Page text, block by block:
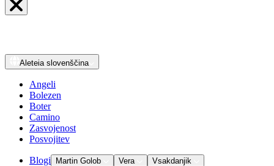
Aleteia slovenščina
Angeli
Bolezen
Boter
Camino
Zasvojenost
Posvojitev
Blogi Martin Golob Vera
Vsakdanjik